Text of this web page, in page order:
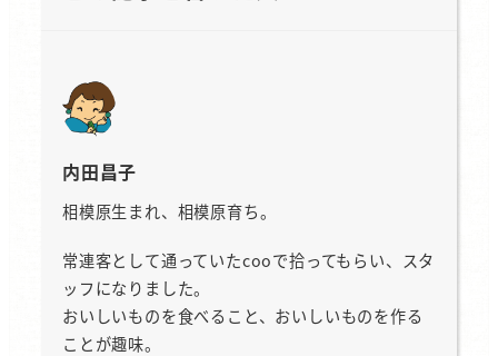
内田昌子
相模原生まれ、相模原育ち。
常連客として通っていたcooで拾ってもらい、スタ
ッフになりました。
おいしいものを食べること、おいしいものを作る
ことが趣味。